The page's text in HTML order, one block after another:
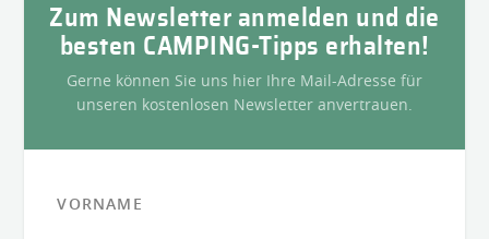
Zum Newsletter anmelden und die
besten CAMPING-Tipps erhalten!
Gerne können Sie uns hier Ihre Mail-Adresse für
unseren kostenlosen Newsletter anvertrauen.